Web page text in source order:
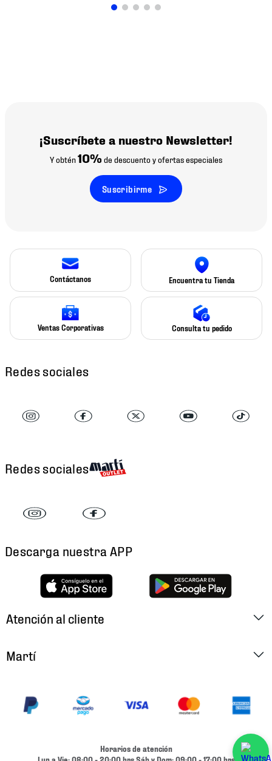
¡Suscríbete a nuestro Newsletter!
Y obtén10% de descuento y ofertas especiales
Suscribirme
Contáctanos Encuentra tu Tienda
Ventas Corporativas Consulta tu pedido
Redes sociales
Redes sociales
Descarga nuestra APP
Atención al cliente
Cambios y Devoluciones
Martí
Ubica tu Tienda
Términos y Condiciones
Horarios de atención